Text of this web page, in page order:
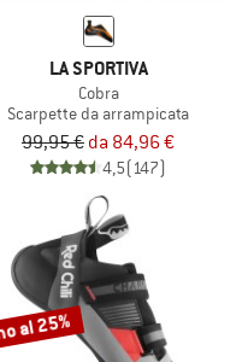
LA SPORTIVA
Cobra
Scarpette da arrampicata
99,95 € da 84,96 €
4,5(147)
al 25%